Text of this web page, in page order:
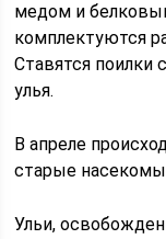
медом и
комплектуются
Ставятся поилки
улья.
В апреле
старые
Ульи,